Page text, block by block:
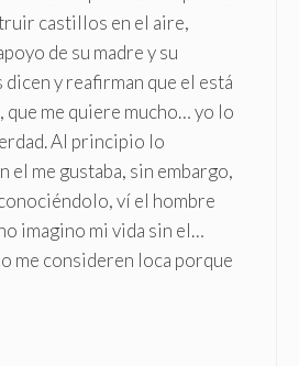
castillos en el aire,
de su madre y su
dicen y reafirman que el está
que me quiere mucho… yo lo
Al principio lo
el me gustaba, sin embargo,
ví el hombre
imagino mi vida sin el…
me consideren loca porque